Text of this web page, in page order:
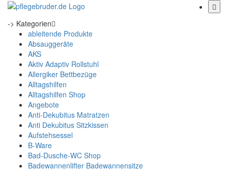
-> Kategorien
ableitende Produkte
Absauggeräte
AKS
Aktiv Adaptiv Rollstuhl
Allergiker Bettbezüge
Alltagshilfen
Alltagshilfen Shop
Angebote
Anti-Dekubitus Matratzen
Anti Dekubitus Sitzkissen
Aufstehsessel
B-Ware
Bad-Dusche-WC Shop
Badewannenlifter Badewannensitze